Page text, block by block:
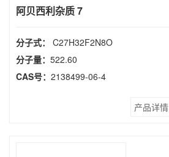
阿贝西利杂质 7
分子式： C27H32F2N8O
分子量： 522.60
CAS号： 2138499-06-4
产品详情